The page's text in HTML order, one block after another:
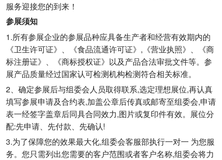
服务迎接您的到来！
参展须知
1.所有参展企业的参展品种应具备生产者和经营有效期内的
《卫生许可证》、《食品流通许可证》,《营业执照》、《商
标注册证》、《商标授权证》以及产品合法审批文件等。参
展产品质量经过国家认可检测机构检测符合相关标准。
2、确定参展后与组委会人员取得联系,选定理想展位,再认真
填写参展申请及合约表,加盖公章后传真或邮寄至组委会,申请
表一经签字盖章后同具合同效力,图片或复印件有效。展位分
配:先申请、先付款、先确认!
3.为了保障您的效果最大化,组委会客服部执行一对一 为您服
务。您只需列出您需要的客户范围或者客户名称,组委会将力